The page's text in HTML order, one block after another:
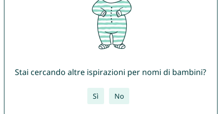
Stai cercando altre ispirazioni per nomi di bambini?
Sì No